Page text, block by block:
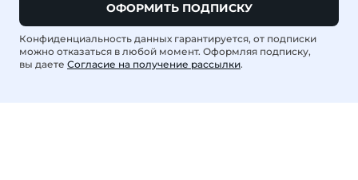
ОФОРМИТЬ ПОДПИСКУ
Конфиденциальность данных гарантируется, от подписки
можно отказаться в любой момент. Оформляя подписку,
вы даете Согласие на получение рассылки.